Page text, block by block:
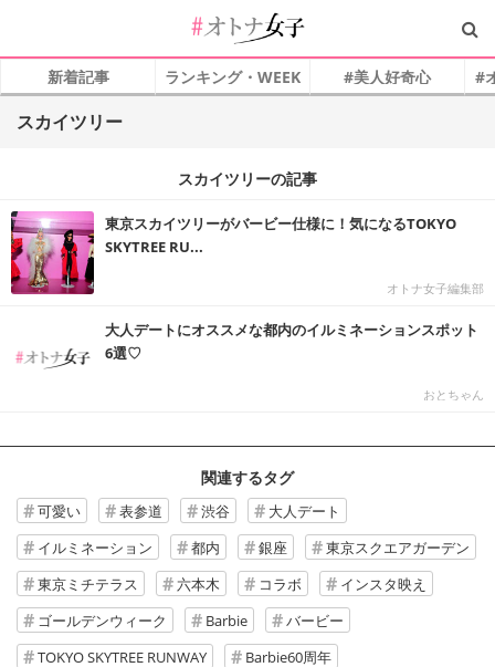
新着記事 ランキング・WEEK #美人好奇心 #
スカイツリー
スカイツリーの記事
東京スカイツリーがバービー仕様に！気になるTOKYO
SKYTREE RU...
オトナ女子編集部
大人デートにオススメな都内のイルミネーションスポット
6選♡
おとちゃん
関連するタグ
可愛い 表参道 渋谷
大人デート
イルミネーション
都内 銀座
東京スクエアガーデン
東京ミチテラス
六本木 コラボ
インスタ映え
ゴールデンウィーク
Barbie
バービー
TOKYO SKYTREE RUNWAY
Barbie60周年